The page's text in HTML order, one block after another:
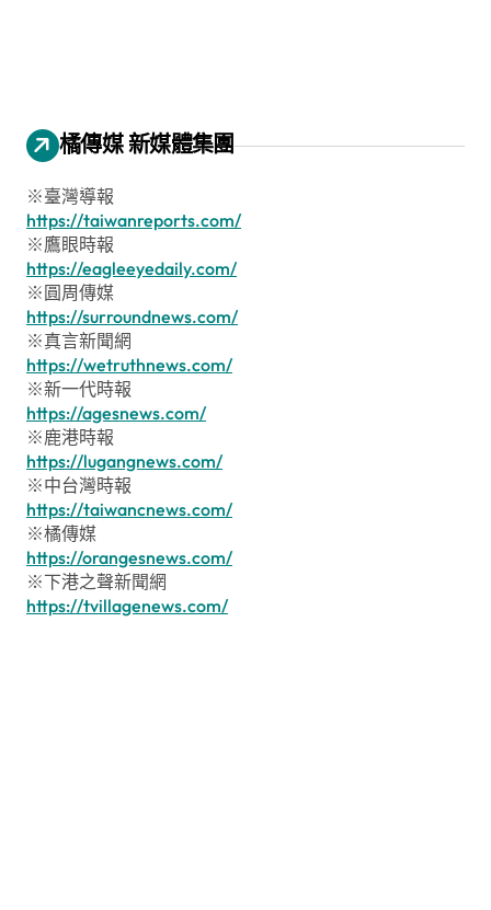
橘傳媒 新媒體集團
※臺灣導報
https://taiwanreports.com/
※鷹眼時報
https://eagleeyedaily.com/
※圓周傳媒
https://surroundnews.com/
※真言新聞網
https://wetruthnews.com/
※新一代時報
https://agesnews.com/
※鹿港時報
https://lugangnews.com/
※中台灣時報
https://taiwancnews.com/
※橘傳媒
https://orangesnews.com/
※下港之聲新聞網
https://tvillagenews.com/